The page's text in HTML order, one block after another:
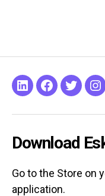
LinkedingFacebook
Twitter
Download
Go to the Store on
application.